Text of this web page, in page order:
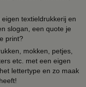
textieldrukkerij en
slogan, een quote je
print?
mokken, petjes,
etc. met een eigen
lettertype en zo maak